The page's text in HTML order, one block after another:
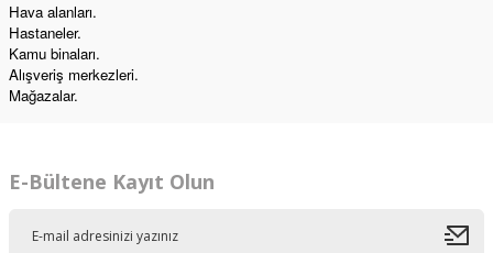
Hava alanları.
Hastaneler.
Kamu binaları.
Alışveriş merkezleri.
Mağazalar.
E-Bültene Kayıt Olun